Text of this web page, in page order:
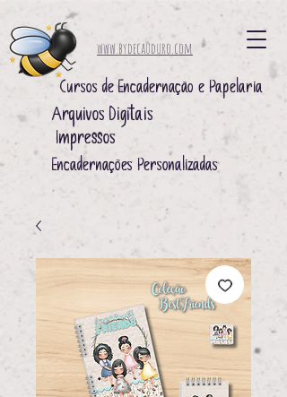
www.bydecauduro.com
Cursos de Encadernação e Papelaria
Arquivos Digitais ​
Impressos ​
Encadernações Personalizadas